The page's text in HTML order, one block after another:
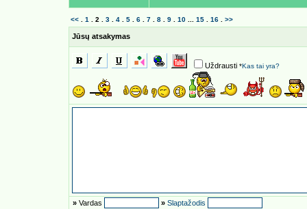
<< 1 2 3 4 5 6 7 8 9 10 15 16 >>
Jūsų atsakymas
Uždrausti *Kas tai yra?
» Vardas » Slaptažodis